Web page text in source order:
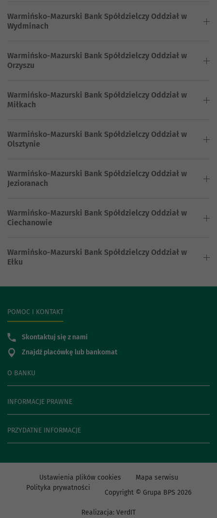
Warmińsko-Mazurski Bank Spółdzielczy Oddział w
Wydminach
Warmińsko-Mazurski Bank Spółdzielczy Oddział w
Orzyszu
Warmińsko-Mazurski Bank Spółdzielczy Oddział w
Miłkach
Warmińsko-Mazurski Bank Spółdzielczy Oddział w
Olsztynie
Warmińsko-Mazurski Bank Spółdzielczy Oddział w
Jezioranach
Warmińsko-Mazurski Bank Spółdzielczy Oddział w
Ciechanowie
Warmińsko-Mazurski Bank Spółdzielczy Oddział w
Ełku
O BANKU
INFORMACJE PRAWNE
PRZYDATNE INFORMACJE
POMOC I KONTAKT
Skontaktuj się z nami
Znajdź placówkę lub bankomat
Realizacja: VerdIT
Ustawienia plików cookies
Mapa serwisu
Polityka prywatności
Copyright © Grupa BPS 2026